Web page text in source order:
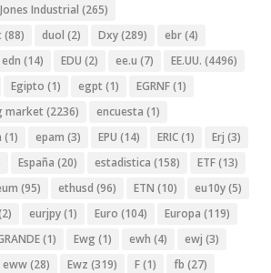
Industrial (265)
(88) duol (2) Dxy(289) ebr(4)
edn (14) EDU (2) ee.u (7) EE.UU. (4496)
Egipto (1) egpt (1) EGRNF(1)
market (2236) encuesta (1)
(1) epam (3) EPU (14) ERIC(1) Erj (3)
España (20) estadistica (158) ETF(13)
(95) ethusd (96) ETN (10) eu10y(5)
eurjpy(1) Euro (104) Europa (119)
(1) Ewg (1) ewh (4) ewj (3)
eww(28) Ewz (319) F(1) fb (27)